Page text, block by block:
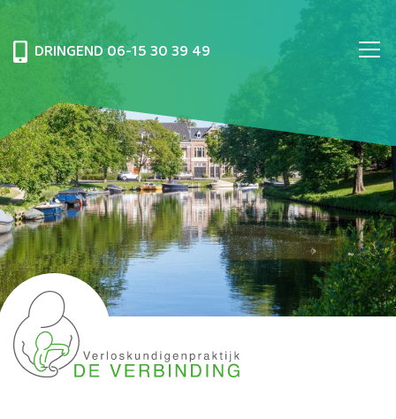
DRINGEND 06-15 30 39 49